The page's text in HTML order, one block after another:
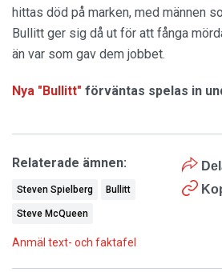
hittas död på marken, med männen
Bullitt ger sig då ut för att fånga
än var som gav dem jobbet.
Nya "Bullitt" förväntas spelas in
Relaterade ämnen:
Steven Spielberg Bullitt
Steve McQueen
Anmäl text- och faktafel